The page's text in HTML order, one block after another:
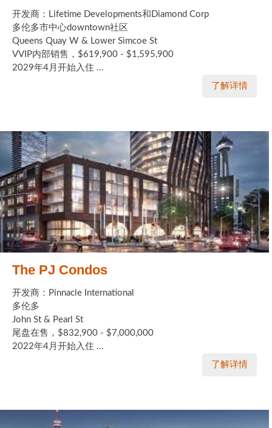
开发商：Lifetime Developments和Diamond Corp
多伦多市中心downtown社区
Queens Quay W & Lower Simcoe St
VVIP内部销售，$619,900 - $1,595,900
2029年4月开始入住 ...
了解详情
The PJ Condos
开发商：Pinnacle International
多伦多
John St & Pearl St
尾盘在售，$832,900 - $7,000,000
2022年4月开始入住 ...
了解详情